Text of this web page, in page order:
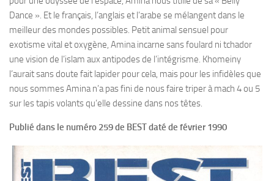
Dance ». Et le français, l’anglais et l’arabe se mélangent dans le
meilleur des mondes possibles. Petit animal sensuel pour
exotisme vital et oxygène, Amina incarne sans foulard ni tchador
une vision de l’islam aux antipodes de l’intégrisme. Khomeiny
l’aurait sans doute fait lapider pour cela, mais pour les infidèles que
nous sommes Amina n’a pas fini de nous faire triper à mach 4 ou 5
sur les tapis volants qu’elle dessine dans nos têtes.
Publié dans le numéro 259 de BEST daté de février 1990